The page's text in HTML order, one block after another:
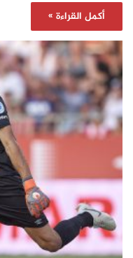
أكمل القراءة »